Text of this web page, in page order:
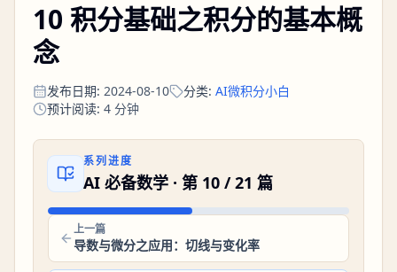
10 积分基础之积分的基本概
念
发布日期: 2024-08-10 分类: AI微积分小白
预计阅读: 4 分钟
系列进度
AI 必备数学 · 第 10 /21 篇
上一篇
导数与微分之应用：切线与变化率